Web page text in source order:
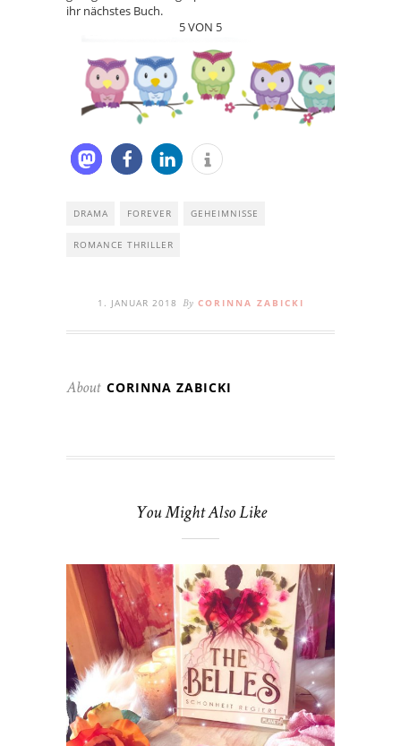
ihr nächstes Buch.
5 VON 5
DRAMA FOREVER GEHEIMNISSE
ROMANCE THRILLER
1. JANUAR 2018 By CORINNA ZABICKI
About CORINNA ZABICKI
You Might Also Like